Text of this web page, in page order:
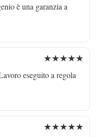
è una garanzia a
★★★★★
eseguito a regola
★★★★★